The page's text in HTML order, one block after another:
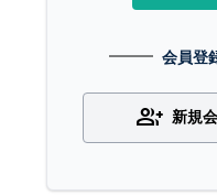
会員登
group_add 新規